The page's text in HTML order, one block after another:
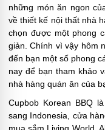
những món ăn ngon
về thiết kế nội thất nhà
chọn được một phong
giản. Chính vì vậy hôm
đến bạn một số phong
nay để bạn tham khảo
nhà hàng quán ăn của
Cupbob Korean BBQ
sang Indonesia, cửa
mua sắm Living World,